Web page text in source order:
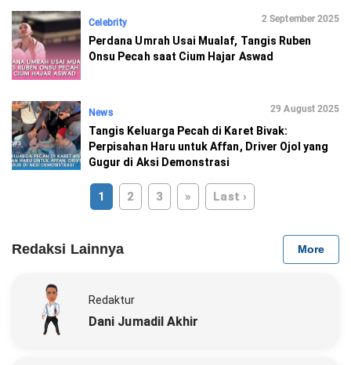
Celebrity 2 September 2025
Perdana Umrah Usai Mualaf, Tangis Ruben
Onsu Pecah saat Cium Hajar Aswad
News 29 August 2025
Tangis Keluarga Pecah di Karet Bivak:
Perpisahan Haru untuk Affan, Driver Ojol yang
Gugur di Aksi Demonstrasi
1 2 3 » Last ›
Redaksi Lainnya More
Redaktur
Dani Jumadil Akhir